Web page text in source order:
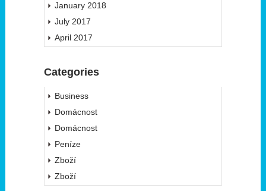
January 2018
July 2017
April 2017
Categories
Business
Domácnost
Domácnost
Peníze
Zboží
Zboží